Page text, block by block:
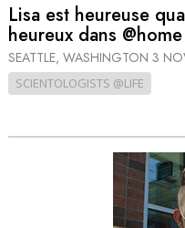
Lisa est heureuse
heureux dans @home
SEATTLE, WASHINGTON 3
SCIENTOLOGISTS @LIFE